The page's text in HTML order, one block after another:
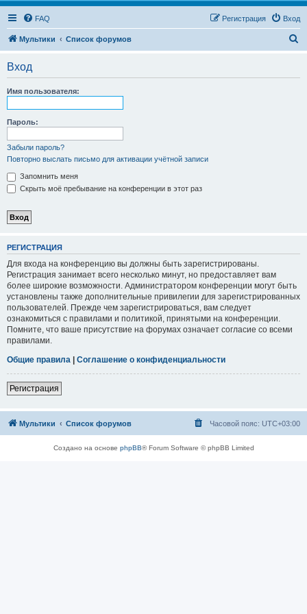
FAQ Вход
Регистрация
Мультики Список форумов
Вход
Имя пользователя:
Пароль:
Забыли пароль?
Повторно выслать письмо для активации учётной записи
Запомнить меня
Скрыть моё пребывание на конференции в этот раз
РЕГИСТРАЦИЯ
Для входа на конференцию вы должны быть зарегистрированы.
Регистрация занимает всего несколько минут, но предоставляет вам
более широкие возможности. Администратором конференции могут быть
установлены также дополнительные привилегии для зарегистрированных
пользователей. Прежде чем зарегистрироваться, вам следует
ознакомиться с правилами и политикой, принятыми на конференции.
Помните, что ваше присутствие на форумах означает согласие со всеми
правилами.
Общие правила | Соглашение о конфиденциальности
Регистрация
Мультики Список форумов Часовой пояс: UTC+03:00
Создано на основе phpBB® Forum Software © phpBB Limited